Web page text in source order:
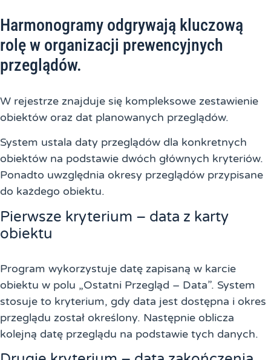
Harmonogramy odgrywają kluczową
rolę w organizacji prewencyjnych
przeglądów.
W rejestrze znajduje się kompleksowe zestawienie
obiektów oraz dat planowanych przeglądów.
System ustala daty przeglądów dla konkretnych
obiektów na podstawie dwóch głównych kryteriów.
Ponadto uwzględnia okresy przeglądów przypisane
do każdego obiektu.
Pierwsze kryterium – data z karty
obiektu
Program wykorzystuje datę zapisaną w karcie
obiektu w polu „Ostatni Przegląd – Data”. System
stosuje to kryterium, gdy data jest dostępna i okres
przeglądu został określony. Następnie oblicza
kolejną datę przeglądu na podstawie tych danych.